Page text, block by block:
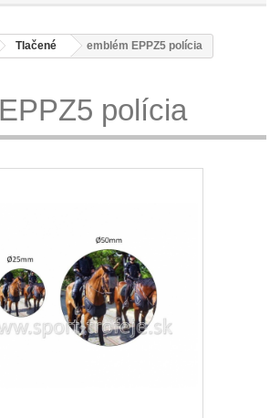
Tlačené emblém EPPZ5 polícia
polícia